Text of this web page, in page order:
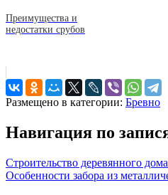
Преимущества и
недостатки срубов
Размещено в категории: Бревно
Навигация по
Строительство деревянного
Особенности забора из